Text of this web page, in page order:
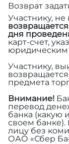
Возврат
Участнику,
дня
карт-счет,
юридическим
Участнику,
предмета
Внимание!
перевод
банка (какую
своем банке).
лицу без
ОАО «Сбер